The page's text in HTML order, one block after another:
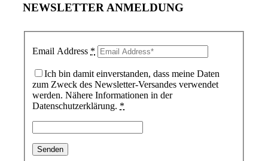
NEWSLETTER ANMELDUNG
Email Address *
Ich bin damit einverstanden, dass meine Daten
zum Zweck des Newsletter-Versandes verwendet
werden. Nähere Informationen in der
Datenschutzerklärung. *